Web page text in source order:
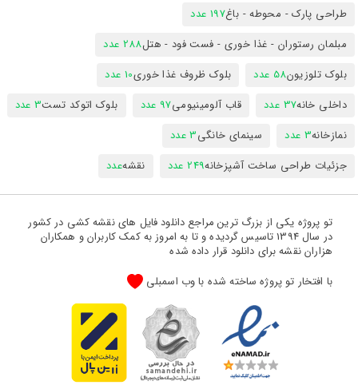
طراحی پارک - محوطه - باغ197 عدد
مبلمان رستوران - غذا خوری - فست فود - هتل288 عدد
بلوک تلوزیون58 عدد بلوک ظروف غذا خوری10 عدد
داخلی خانه37 عدد قاب آلومینیومی97 عدد بلوک اتوکد تست3 عدد
نمازخانه3 عدد سینمای خانگی3 عدد
جزئیات طراحی ساخت آشپزخانه249 عدد نقشهعدد
تو پروژه یکی از بزرگ ترین مراجع دانلود فایل های نقشه کشی در کشور
در سال 1394 تاسیس گردیده و تا به امروز به کمک کاربران و همکاران
هزاران نقشه برای دانلود قرار داده شده
با افتخار تو پروژه ساخته شده با وب اسمبلی